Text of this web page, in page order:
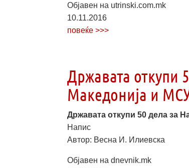
Објавен на utrinski.com.mk
10.11.2016
повеќе >>>
Државата откупи
Македонија и
Државата откупи 50 дела за
Напис
Автор: Весна И. Илиевска
Објавен на dnevnik.mk